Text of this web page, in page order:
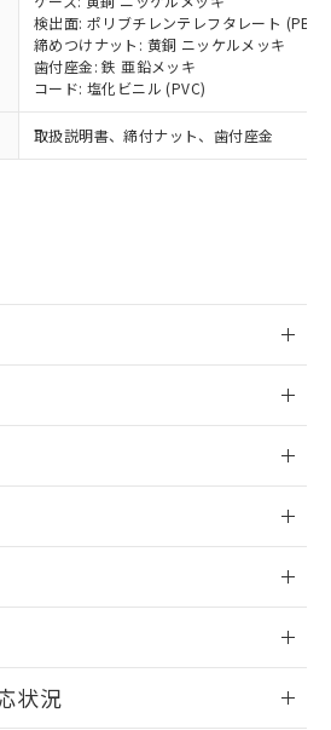
検出面: ポリブチレンテレフタレート (PBT)
締めつけナット: 黄銅 ニッケルメッキ
歯付座金: 鉄 亜鉛メッキ
コード: 塩化ビニル (PVC)
取扱説明書、締付ナット、歯付座金
による影響
す。
状況
ようお願いします。
ツ機能（部品リスト作成サー
ご利用いただくには、I-Web
ズにご登録されている必要が
当ウェブサイト上で当社にご
同利用者とは、"個人情報
替え状況などにより、予定
とがあります。
書ダウンロード
証明書（当社基準）
日時点で非含有を証明す
に遡って非含有を証明する
ん。
令のフタル酸エステル類４
対応完了までの期間は出
品が混在することから備考
応品への在庫切替を完了
ら、特段のことがない限
日より割愛しておりま
ことを示します。
使用状況下において有害物
いし、環境に深刻な影響を
を意味します。
です。当社販売部門へお問
い。
に通知します。また当社は、
よび販売に係わる関係者が違
するおそれがある場合は、取
いたしません。
生産機種、また在庫状況の
を公開していない機種